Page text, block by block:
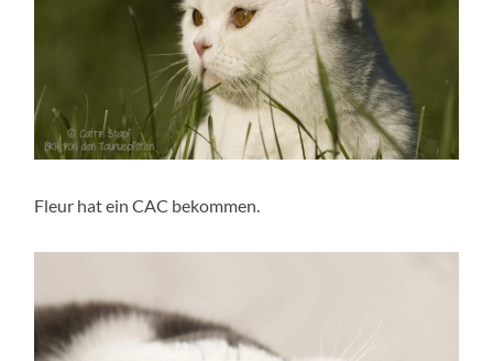
Fleur hat ein CAC bekommen.